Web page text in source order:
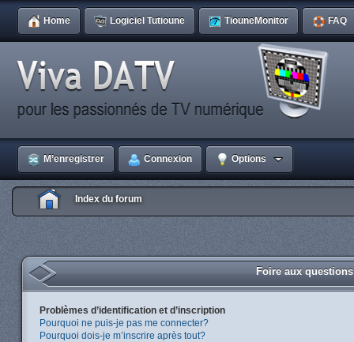
Home Logiciel Tutioune TiouneMonitor FAQ
M’enregistrer Connexion Options
Index du forum
Foire aux
Problèmes d’identification et d’inscription
Pourquoi ne puis-je pas me connecter?
Pourquoi dois-je m’inscrire après tout?